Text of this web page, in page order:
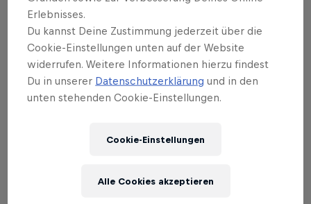
Erlebnisses.
Du kannst Deine Zustimmung jederzeit über die
Cookie-Einstellungen unten auf der Website
widerrufen. Weitere Informationen hierzu findest
Du in unserer Datenschutzerklärung und in den
unten stehenden Cookie-Einstellungen.
Cookie-Einstellungen
Alle Cookies akzeptieren